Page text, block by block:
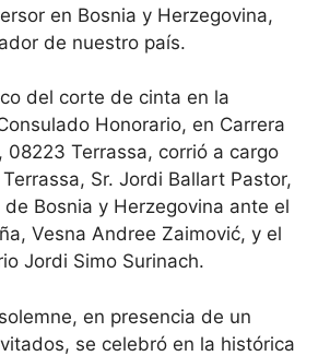
en Bosnia y Herzegovina,
de nuestro país.
del corte de cinta en la
Honorario, en Carrera
08223 Terrassa, corrió a cargo
Sr. Jordi Ballart Pastor,
Bosnia y Herzegovina ante el
Vesna Andree Zaimović, y el
Jordi Simo Surinach.
en presencia de un
se celebró en la histórica